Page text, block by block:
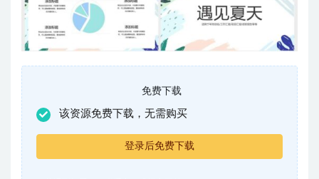
免费下载
该资源免费下载，无需购买
登录后免费下载